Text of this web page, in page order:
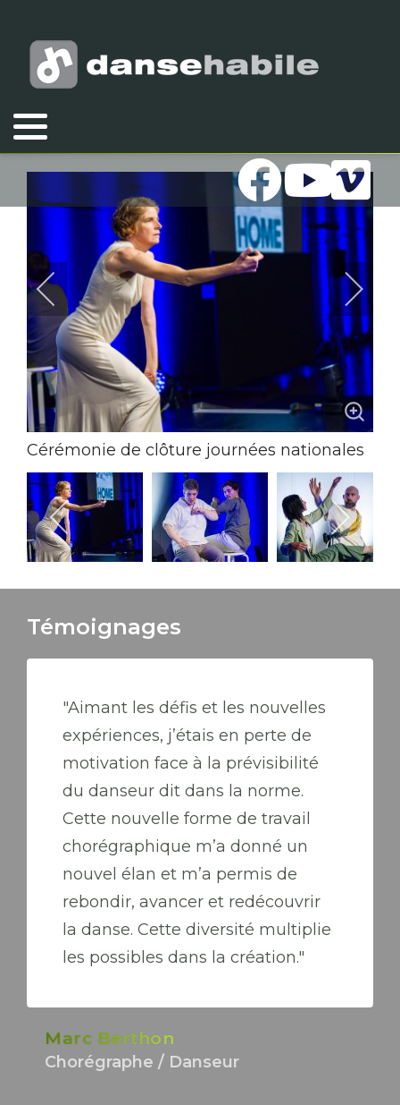
Vous êtes ici :
2024
Cérémonie de clôture journées nationales
d'action pour le handicap
Crédit photo: Peter Kittler
Témoignages
"Aimant les défis et les nouvelles
expériences, j’étais en perte de
motivation face à la prévisibilité
du danseur dit dans la norme.
Cette nouvelle forme de travail
chorégraphique m’a donné un
nouvel élan et m’a permis de
rebondir, avancer et redécouvrir
la danse. Cette diversité multiplie
les possibles dans la création."
Marc Berthon
Chorégraphe / Danseur